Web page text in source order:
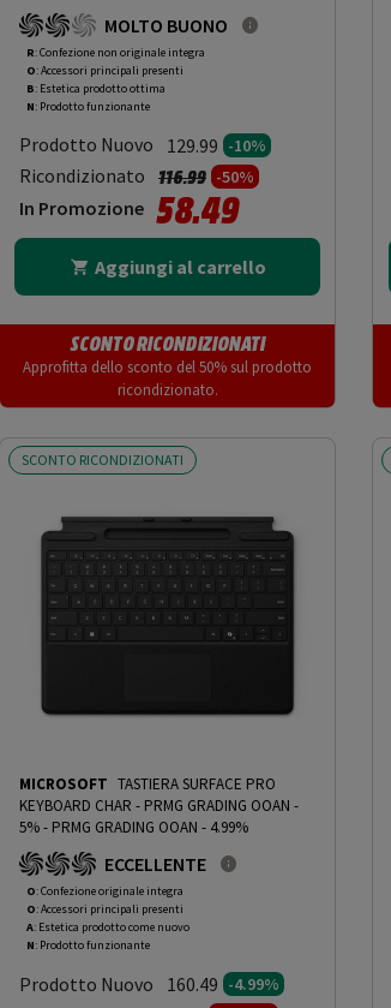
MOLTO BUONO
R: Confezione non originale integra
O: Accessori principali presenti
B: Estetica prodotto ottima
N: Prodotto funzionante
Prodotto Nuovo 129.99 -10%
Ricondizionato Prezzo ridotto da
116.99a-50%
In Promozione 58.49
Aggiungi al carrello
SCONTO RICONDIZIONATI
Approfitta dello sconto del 50% sul prodotto
ricondizionato.
SCONTO RICONDIZIONATI
MICROSOFT TASTIERA SURFACE PRO
KEYBOARD CHAR - PRMG GRADING OOAN -
5%- PRMG GRADING OOAN - 4.99%
ECCELLENTE
O: Confezione originale integra
O: Accessori principali presenti
A: Estetica prodotto come nuovo
N: Prodotto funzionante
Prodotto Nuovo 160.49 -4.99%